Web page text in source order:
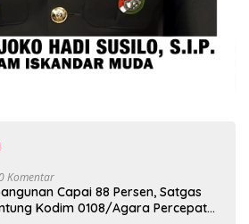
Komentar
Capai 88 Persen, Satgas
Kodim 0108/Agara Percepat